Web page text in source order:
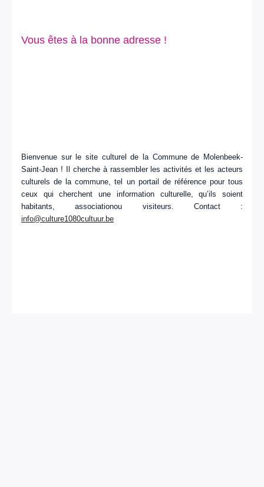
Vous êtes à la bonne adresse !
Bienvenue sur le site culturel de la Commune de Molenbeek-
Saint-Jean ! Il cherche à rassembler les activités et les acteurs
culturels de la commune, tel un portail de référence pour tous
ceux qui cherchent une information culturelle, qu’ils soient
habitants, associationou visiteurs. Contact :
info@culture1080cultuur.be